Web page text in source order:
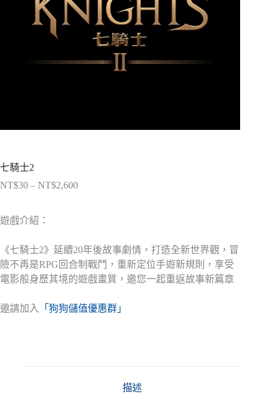
七騎士2
NT$30 – NT$2,600價
NT$30
到
NT$2,600
遊戲介紹：
《七騎士2》延續20年後故事劇情，打造全新世界觀，冒
險不再是RPG回合制戰鬥，重新定位手遊新規則，享受
電影般身歷其境的遊戲畫質，邀您一起重返故事新篇章
邀請加入 「狗狗儲值優惠群」
描述